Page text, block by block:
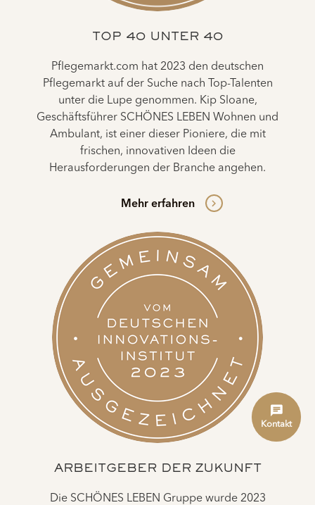
TOP 40 UNTER 40
Pflegemarkt.com hat 2023 den deutschen
Pflegemarkt auf der Suche nach Top-Talenten
unter die Lupe genommen. Kip Sloane,
Geschäftsführer SCHÖNES LEBEN Wohnen und
Ambulant, ist einer dieser Pioniere, die mit
frischen, innovativen Ideen die
Herausforderungen der Branche angehen.
Mehr erfahren
ARBEITGEBER DER ZUKUNFT
Die SCHÖNES LEBEN Gruppe wurde 2023
Kontakt